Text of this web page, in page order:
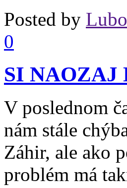
Posted by
0
SI NAOZAJ
V poslednom
nám stále
Záhir, ale ako
problém má